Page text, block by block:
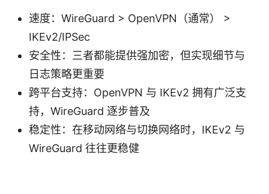
速度：WireGuard > OpenVPN（通常） >
IKEv2/IPSec
安全性：三者都能提供强加密，但实现细节与
日志策略更重要
跨平台支持：OpenVPN 与 IKEv2 拥有广泛支
持，WireGuard 逐步普及
稳定性：在移动网络与切换网络时，IKEv2 与
WireGuard 往往更稳健